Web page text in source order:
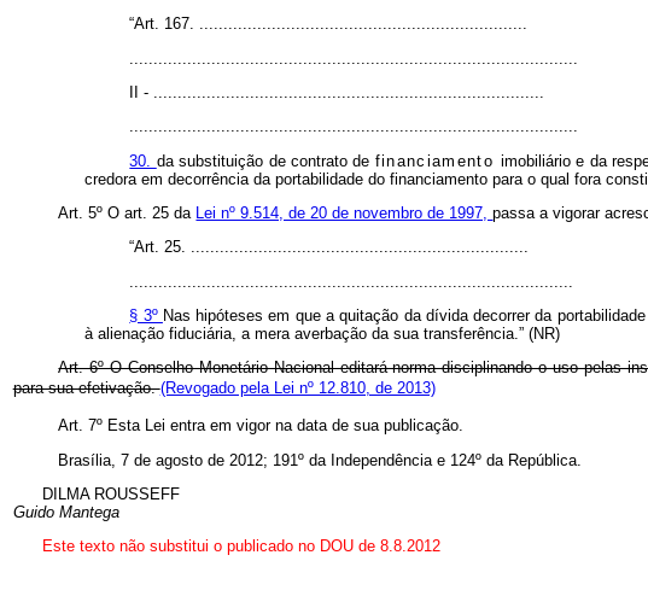
“Art. 167. ....................................................................
II - .................................................................................
.............................................................................................
30. da substituição de contrato de financiamento imobiliário e da
credora em decorrência da portabilidade do financiamento para o qual fora
Art. 5º O art. 25 da
Lei nº 9.514, de 20 de novembro de 1997,passa a vigorar
“Art. 25. ......................................................................
§ 3º Nas hipóteses em que a quitação da dívida decorrer da
à alienação fiduciária, a mera averbação da sua transferência.” (NR)
Art. 6º O Conselho Monetário Nacional editará norma disciplinando o uso pelas
para sua efetivação.(Revogado pela Lei nº 12.810, de 2013)
Art. 7º Esta Lei entra em vigor na data de sua publicação.
Brasília, 7 de agosto de 2012; 191º da Independência e 124º da República.
DILMA ROUSSEFF
Guido Mantega
Este texto não substitui o publicado no DOU de 8.8.2012